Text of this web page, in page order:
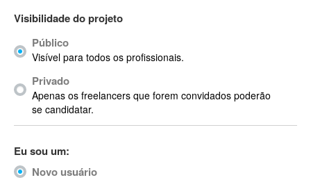
Acrobat
Acrobat X
Acronis
ACT
ActionScript
ActionScript 3
Visibilidade do projeto
Público
Visível para todos os profissionais.
Privado
Apenas os freelancers que forem convidados poderão
se candidatar.
Eu sou um:
Novo usuário